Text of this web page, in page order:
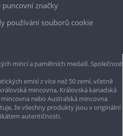
puncovní značky
používání souborů cookie
mincí a pamětních medailí. Společnost
emisí z více než 50 zemí, včetně
mincovna, Královská kanadská
nebo Australská mincovna
že všechny produkty jsou v originální
autentičnosti.